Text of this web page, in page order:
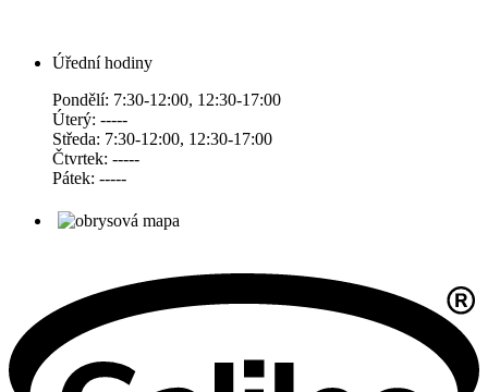
Úřední hodiny
Pondělí: 7:30-12:00, 12:30-17:00
Úterý: -----
Středa: 7:30-12:00, 12:30-17:00
Čtvrtek: -----
Pátek: -----